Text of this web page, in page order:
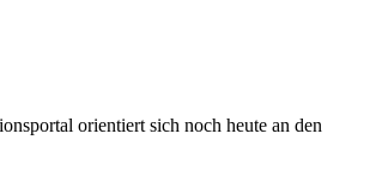
orientiert sich noch heute an den